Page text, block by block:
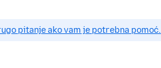
pitanje ako vam je potrebna pomoć.